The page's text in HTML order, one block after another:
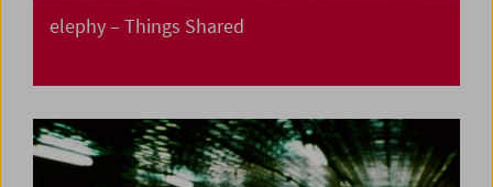
elephy – Things Shared